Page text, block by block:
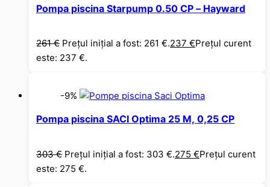
Pompa piscina Starpump 0.50 CP – Hayward
261€ Prețul inițial a fost: 261 €.237 €Prețul curent
este: 237 €.
-9%
Pompa piscina SACI Optima 25 M, 0,25 CP
303€ Prețul inițial a fost: 303 €.275 €Prețul curent
este: 275 €.